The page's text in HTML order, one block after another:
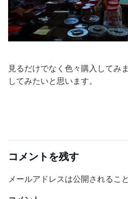
見るだけでなく色々購入してみ
してみたいと思います。
コメントを残す
メールアドレスは公開されるこ